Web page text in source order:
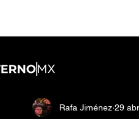
Industrial
Inteligencia Artificial IDM/
Rafa Jiménez 29